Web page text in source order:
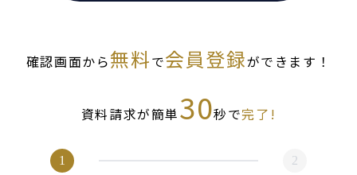
確認画面から無料で会員登録ができます！
資料請求が簡単30秒で完了!
1 2